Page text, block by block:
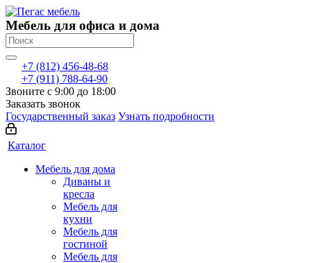
Мебель для офиса и дома
+7 (812) 456-48-68
+7 (911) 788-64-90
Звоните с 9:00 до 18:00
Заказать звонок
Государственный заказ Узнать подробности
Каталог
Мебель для дома
Диваны и
кресла
Мебель для
кухни
Мебель для
гостиной
Мебель для